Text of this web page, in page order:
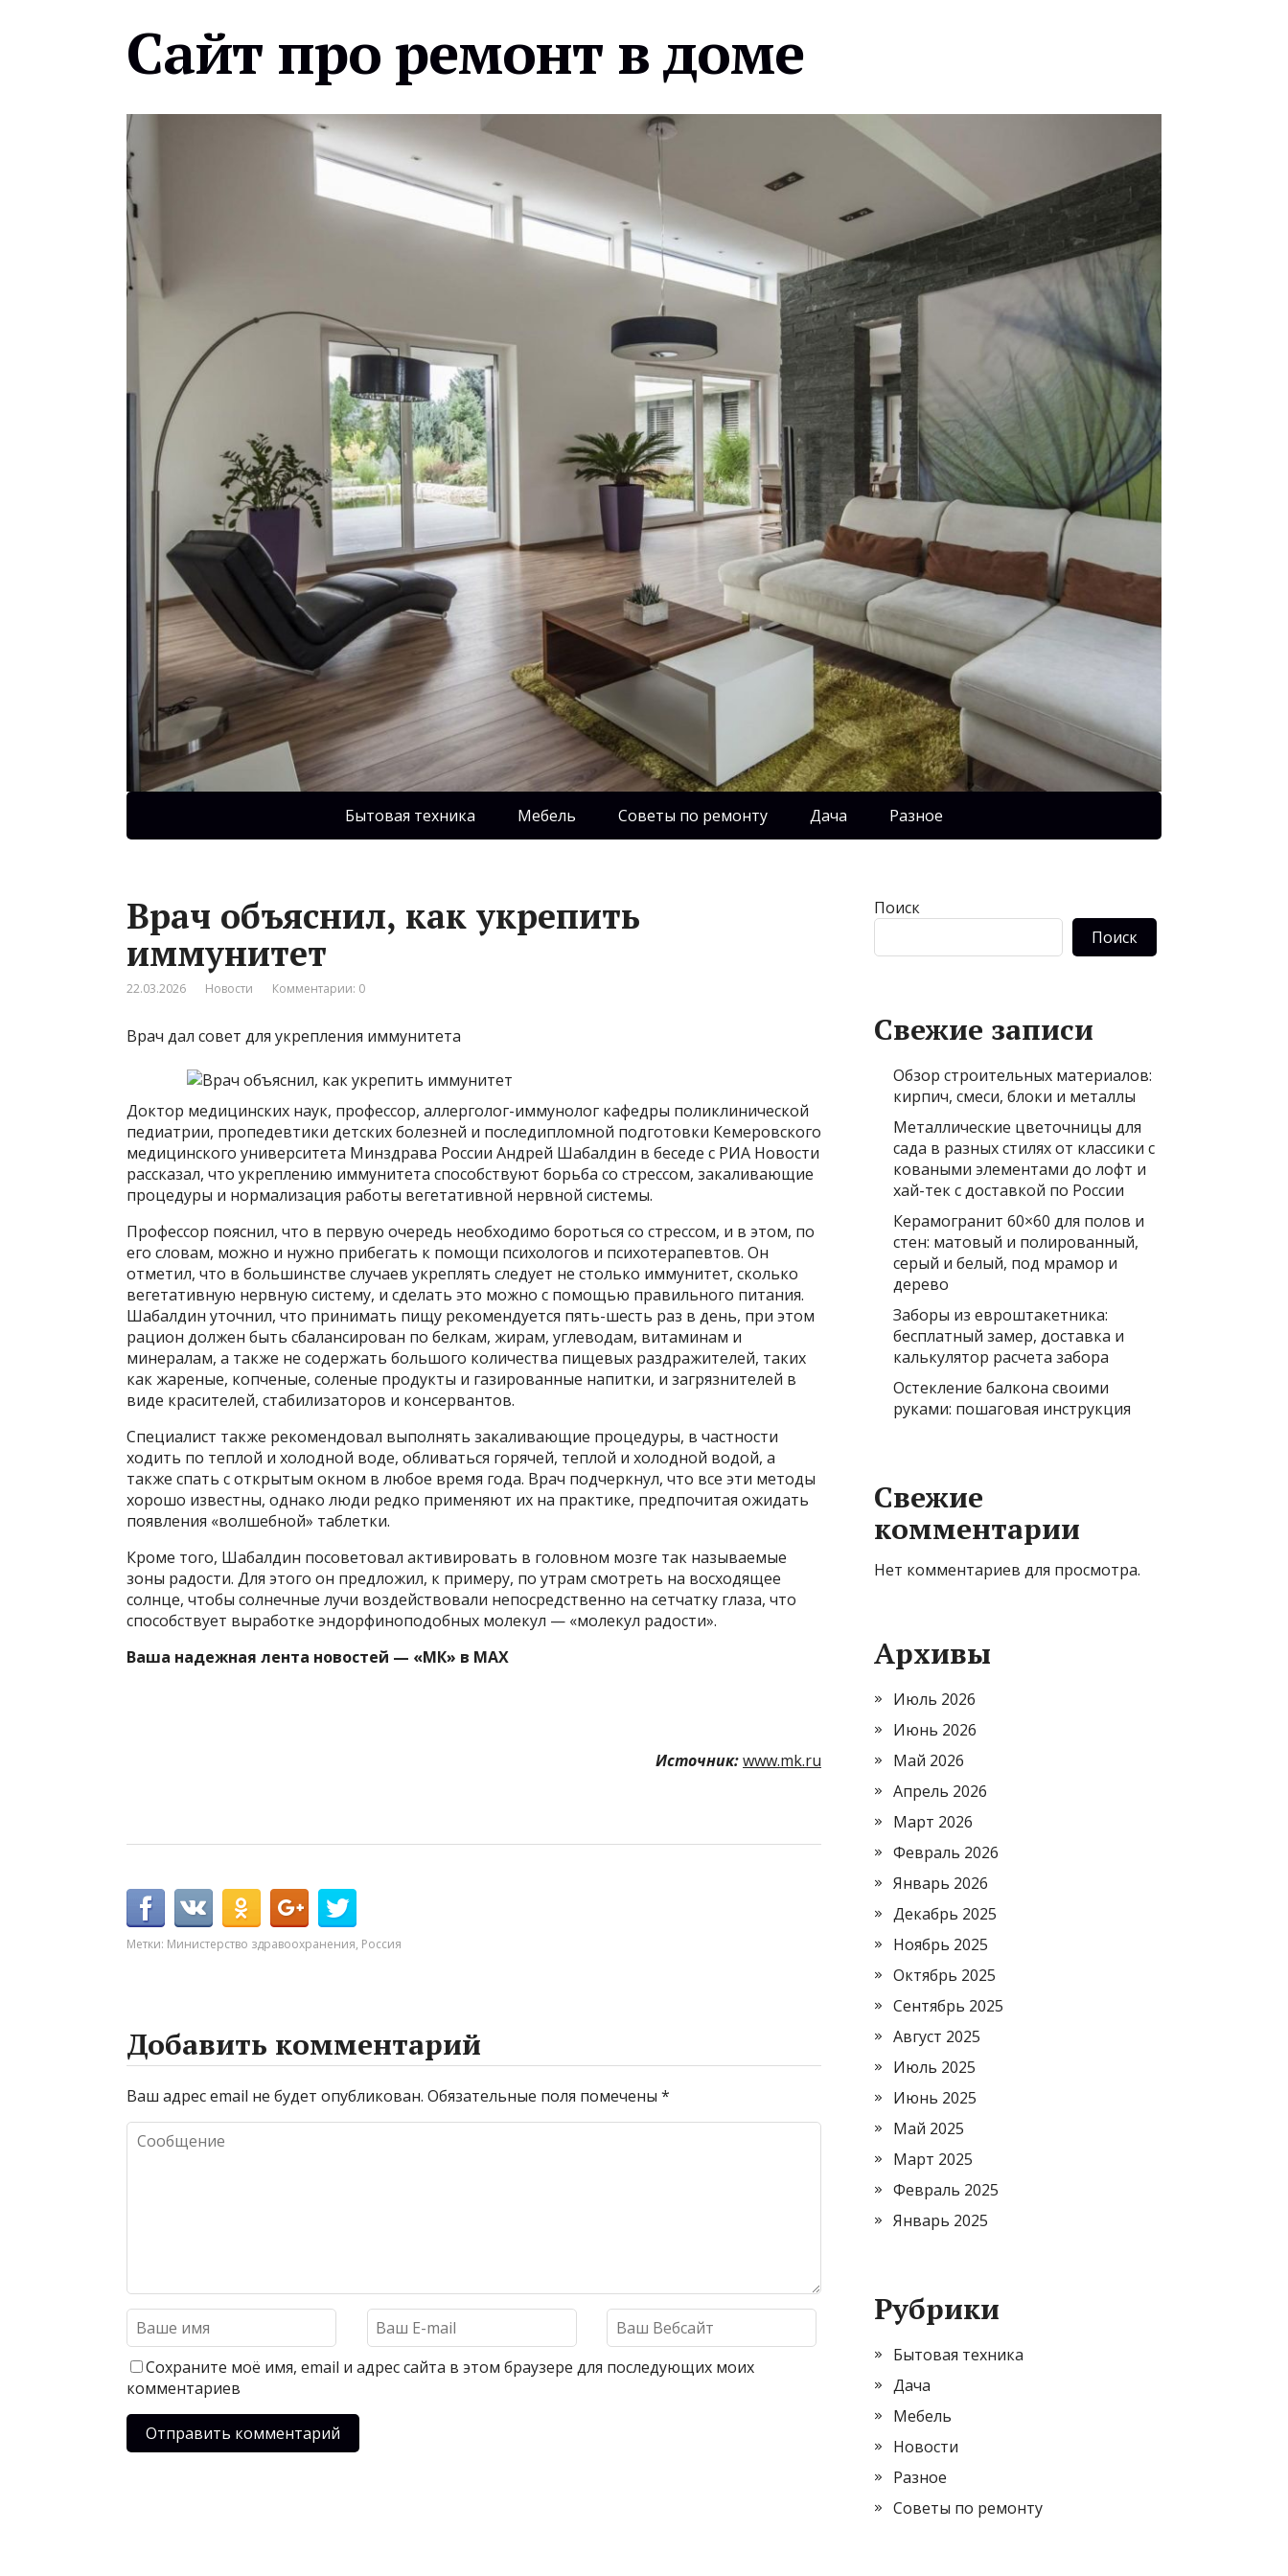
Сайт про ремонт в доме
Бытовая техника Мебель Советы по ремонту Дача Разное
Врач объяснил, как укрепить
иммунитет
22.03.2026 Новости Комментарии: 0
Врач дал совет для укрепления иммунитета
Доктор медицинских наук, профессор, аллерголог-иммунолог кафедры поликлинической
педиатрии, пропедевтики детских болезней и последипломной подготовки Кемеровского
медицинского университета Минздрава России Андрей Шабалдин в беседе с РИА Новости
рассказал, что укреплению иммунитета способствуют борьба со стрессом, закаливающие
процедуры и нормализация работы вегетативной нервной системы.
Профессор пояснил, что в первую очередь необходимо бороться со стрессом, и в этом, по
его словам, можно и нужно прибегать к помощи психологов и психотерапевтов. Он
отметил, что в большинстве случаев укреплять следует не столько иммунитет, сколько
вегетативную нервную систему, и сделать это можно с помощью правильного питания.
Шабалдин уточнил, что принимать пищу рекомендуется пять-шесть раз в день, при этом
рацион должен быть сбалансирован по белкам, жирам, углеводам, витаминам и
минералам, а также не содержать большого количества пищевых раздражителей, таких
как жареные, копченые, соленые продукты и газированные напитки, и загрязнителей в
виде красителей, стабилизаторов и консервантов.
Специалист также рекомендовал выполнять закаливающие процедуры, в частности
ходить по теплой и холодной воде, обливаться горячей, теплой и холодной водой, а
также спать с открытым окном в любое время года. Врач подчеркнул, что все эти методы
хорошо известны, однако люди редко применяют их на практике, предпочитая ожидать
появления «волшебной» таблетки.
Кроме того, Шабалдин посоветовал активировать в головном мозге так называемые
зоны радости. Для этого он предложил, к примеру, по утрам смотреть на восходящее
солнце, чтобы солнечные лучи воздействовали непосредственно на сетчатку глаза, что
способствует выработке эндорфиноподобных молекул — «молекул радости».
Ваша надежная лента новостей — «МК» в MAX
Источник:www.mk.ru
Метки: Министерство здравоохранения, Россия
Добавить комментарий
Ваш адрес email не будет опубликован. Обязательные поля помечены *
Сохраните моё имя, email и адрес сайта в этом браузере для последующих моих
комментариев
Поиск
Поиск
Свежие записи
Обзор строительных материалов:
кирпич, смеси, блоки и металлы
Металлические цветочницы для
сада в разных стилях от классики с
коваными элементами до лофт и
хай-тек с доставкой по России
Керамогранит 60×60 для полов и
стен: матовый и полированный,
серый и белый, под мрамор и
дерево
Заборы из евроштакетника:
бесплатный замер, доставка и
калькулятор расчета забора
Остекление балкона своими
руками: пошаговая инструкция
Свежие
комментарии
Нет комментариев для просмотра.
Архивы
Июль 2026
Июнь 2026
Май 2026
Апрель 2026
Март 2026
Февраль 2026
Январь 2026
Декабрь 2025
Ноябрь 2025
Октябрь 2025
Сентябрь 2025
Август 2025
Июль 2025
Июнь 2025
Май 2025
Март 2025
Февраль 2025
Январь 2025
Рубрики
Бытовая техника
Дача
Мебель
Новости
Разное
Советы по ремонту